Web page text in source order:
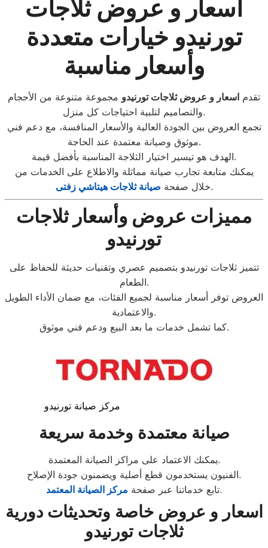
اسعار و عروض ثلاجات
تورنيدو خيارات متعددة
وأسعار مناسبة
تقدم اسعار و عروض ثلاجات تورنيدو مجموعة متنوعة من الأحجام
والتصاميم لتلبية احتياجات كل منزل.
تجمع العروض بين الجودة العالية والأسعار المنافسة، مع دعم فني
موثوق وصيانة معتمدة عند الحاجة.
الهدف هو تيسير اختيار الثلاجة المناسبة بأفضل قيمة.
يمكنك متابعة تجارب صيانة مماثلة والاطلاع على الخدمات من
خلال صفحة صيانة ثلاجات هيتاشي زفتى .
مميزات عروض وأسعار ثلاجات
تورنيدو
تتميز ثلاجات تورنيدو بتصميم عصري وتقنيات حديثة للحفاظ على
الطعام.
العروض توفر أسعار مناسبة لجميع الفئات، مع ضمان الأداء الطويل
والاعتمادية.
كما تشمل خدمات ما بعد البيع ودعم فني موثوق.
مركز صيانة تورنيدو
صيانة معتمدة وخدمة سريعة
يمكنك الاعتماد على مراكز الصيانة المعتمدة.
الفنيون يستخدمون قطع أصلية ويضمنون جودة الإصلاح.
تابع خدماتنا عبر صفحة مركز الصيانة المعتمد .
اسعار و عروض خاصة وتحديثات دورية
ثلاجات تورنيدو